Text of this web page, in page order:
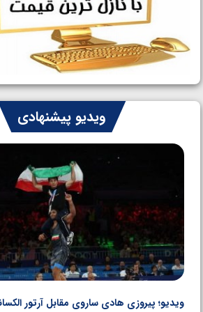
دوم کشتی فرنگی نوجوانان جهان
ویدیو پیشنهادی
ویدیو؛ پیروزی هادی ساروی مقابل آرتور